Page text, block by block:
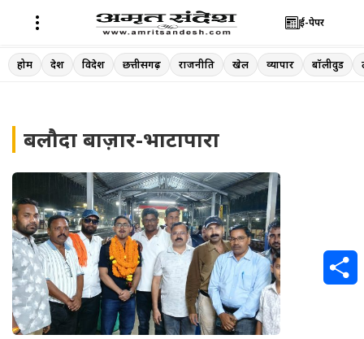
Skip
to
ई-पेपर
होम देश विदेश छत्तीसगढ़ राजनीति खेल व्यापार बॉलीवुड
बलौदा बाज़ार-भाटापारा